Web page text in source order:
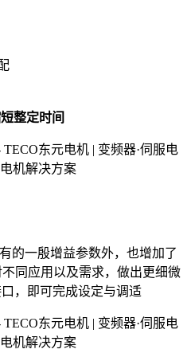
整定时间
的一殷增益参数外，也增加了
同应用以及需求，做出更细微
，即可完成设定与调适